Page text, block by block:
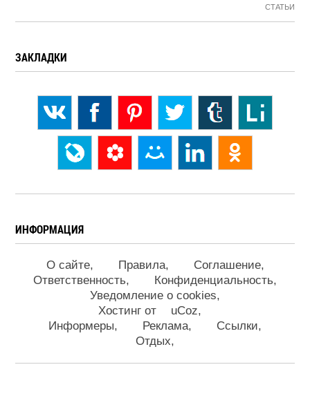
СТАТЬИ
ЗАКЛАДКИ
ИНФОРМАЦИЯ
О сайте Правила
Соглашение
Ответственность
Конфиденциальность
Уведомление о cookies
Хостинг от
uCoz
Информеры
Реклама
Ссылки
Отдых